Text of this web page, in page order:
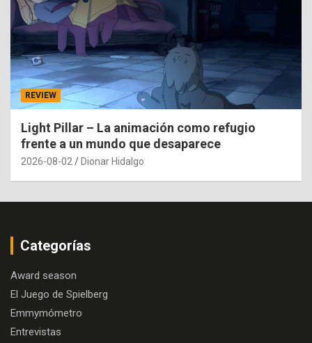
REVIEW
Light Pillar – La animación como refugio
frente a un mundo que desaparece
2026-08-02 Dionar Hidalgo
Categorías
Award season
El Juego de Spielberg
Emmymómetro
Entrevistas